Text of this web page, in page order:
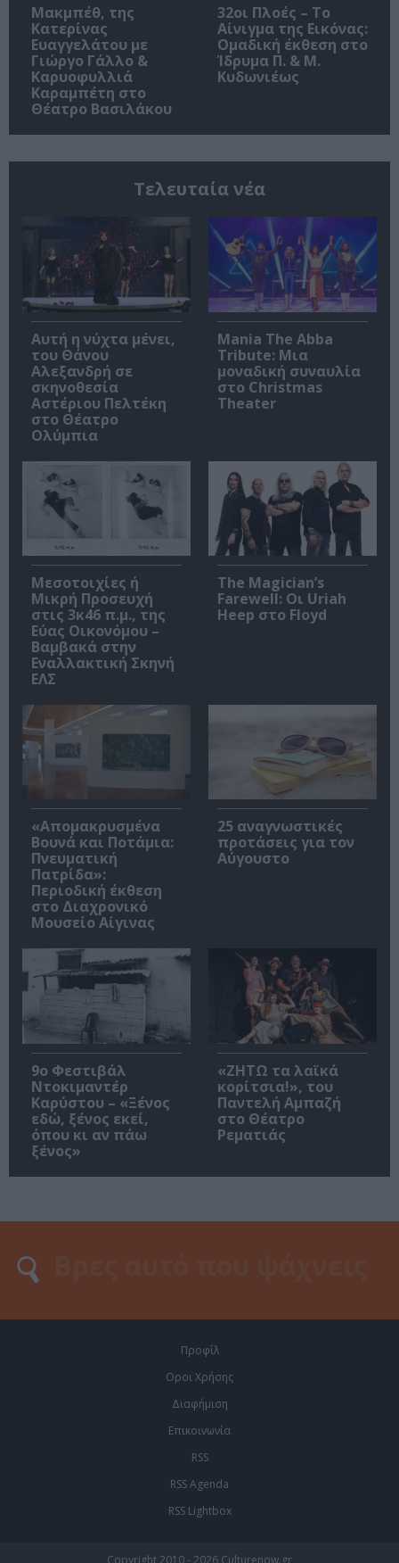
Μακμπέθ, της
Κατερίνας
Ευαγγελάτου με
Γιώργο Γάλλο &
Καρυοφυλλιά
Καραμπέτη στο
Θέατρο Βασιλάκου
32οι Πλοές – Το
Αίνιγμα της Εικόνας:
Ομαδική έκθεση στο
Ίδρυμα Π. & Μ.
Κυδωνιέως
Τελευταία νέα
Αυτή η νύχτα μένει,
του Θάνου
Αλεξανδρή σε
σκηνοθεσία
Αστέριου Πελτέκη
στο Θέατρο
Ολύμπια
Mania The Abba
Tribute: Μια
μοναδική συναυλία
στο Christmas
Theater
Μεσοτοιχίες ή
Μικρή Προσευχή
στις 3κ46 π.μ., της
Εύας Οικονόμου –
Βαμβακά στην
Εναλλακτική Σκηνή
ΕΛΣ
The Magician’s
Farewell: Οι Uriah
Heep στο Floyd
«Απομακρυσμένα
Βουνά και Ποτάμια:
Πνευματική
Πατρίδα»:
Περιοδική έκθεση
στο Διαχρονικό
Μουσείο Αίγινας
25 αναγνωστικές
προτάσεις για τον
Αύγουστο
9ο Φεστιβάλ
Ντοκιμαντέρ
Καρύστου – «Ξένος
εδώ, ξένος εκεί,
όπου κι αν πάω
ξένος»
«ΖΗΤΩ τα λαϊκά
κορίτσια!», του
Παντελή Αμπαζή
στο Θέατρο
Ρεματιάς
Προφίλ
Οροι Χρήσης
Διαφήμιση
Επικοινωνία
RSS
RSS Agenda
RSS Lightbox
Copyright 2010 - 2026 Culturenow.gr